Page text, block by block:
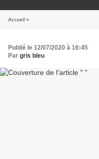
Accueil »
Publié le 12/07/2020 à 16:45
Par gris bleu